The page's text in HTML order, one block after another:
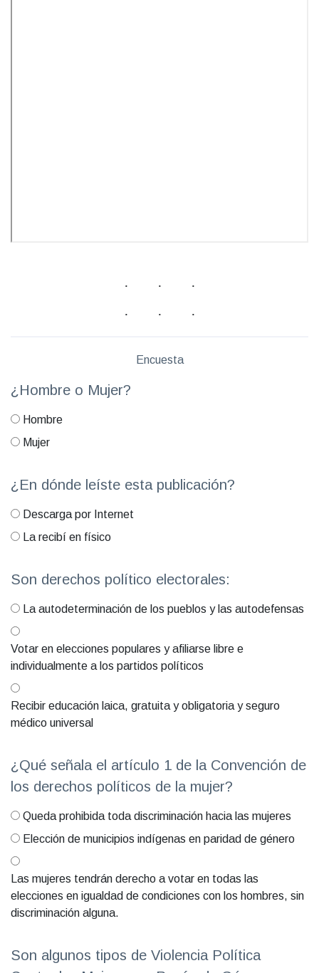
Encuesta
¿Hombre o Mujer?
Hombre
Mujer
¿En dónde leíste esta publicación?
Descarga por Internet
La recibí en físico
Son derechos político electorales:
La autodeterminación de los pueblos y las autodefensas
Votar en elecciones populares y afiliarse libre e
individualmente a los partidos políticos
Recibir educación laica, gratuita y obligatoria y seguro
médico universal
¿Qué señala el artículo 1 de la Convención de
los derechos políticos de la mujer?
Queda prohibida toda discriminación hacia las mujeres
Elección de municipios indígenas en paridad de género
Las mujeres tendrán derecho a votar en todas las
elecciones en igualdad de condiciones con los hombres, sin
discriminación alguna.
Son algunos tipos de Violencia Política